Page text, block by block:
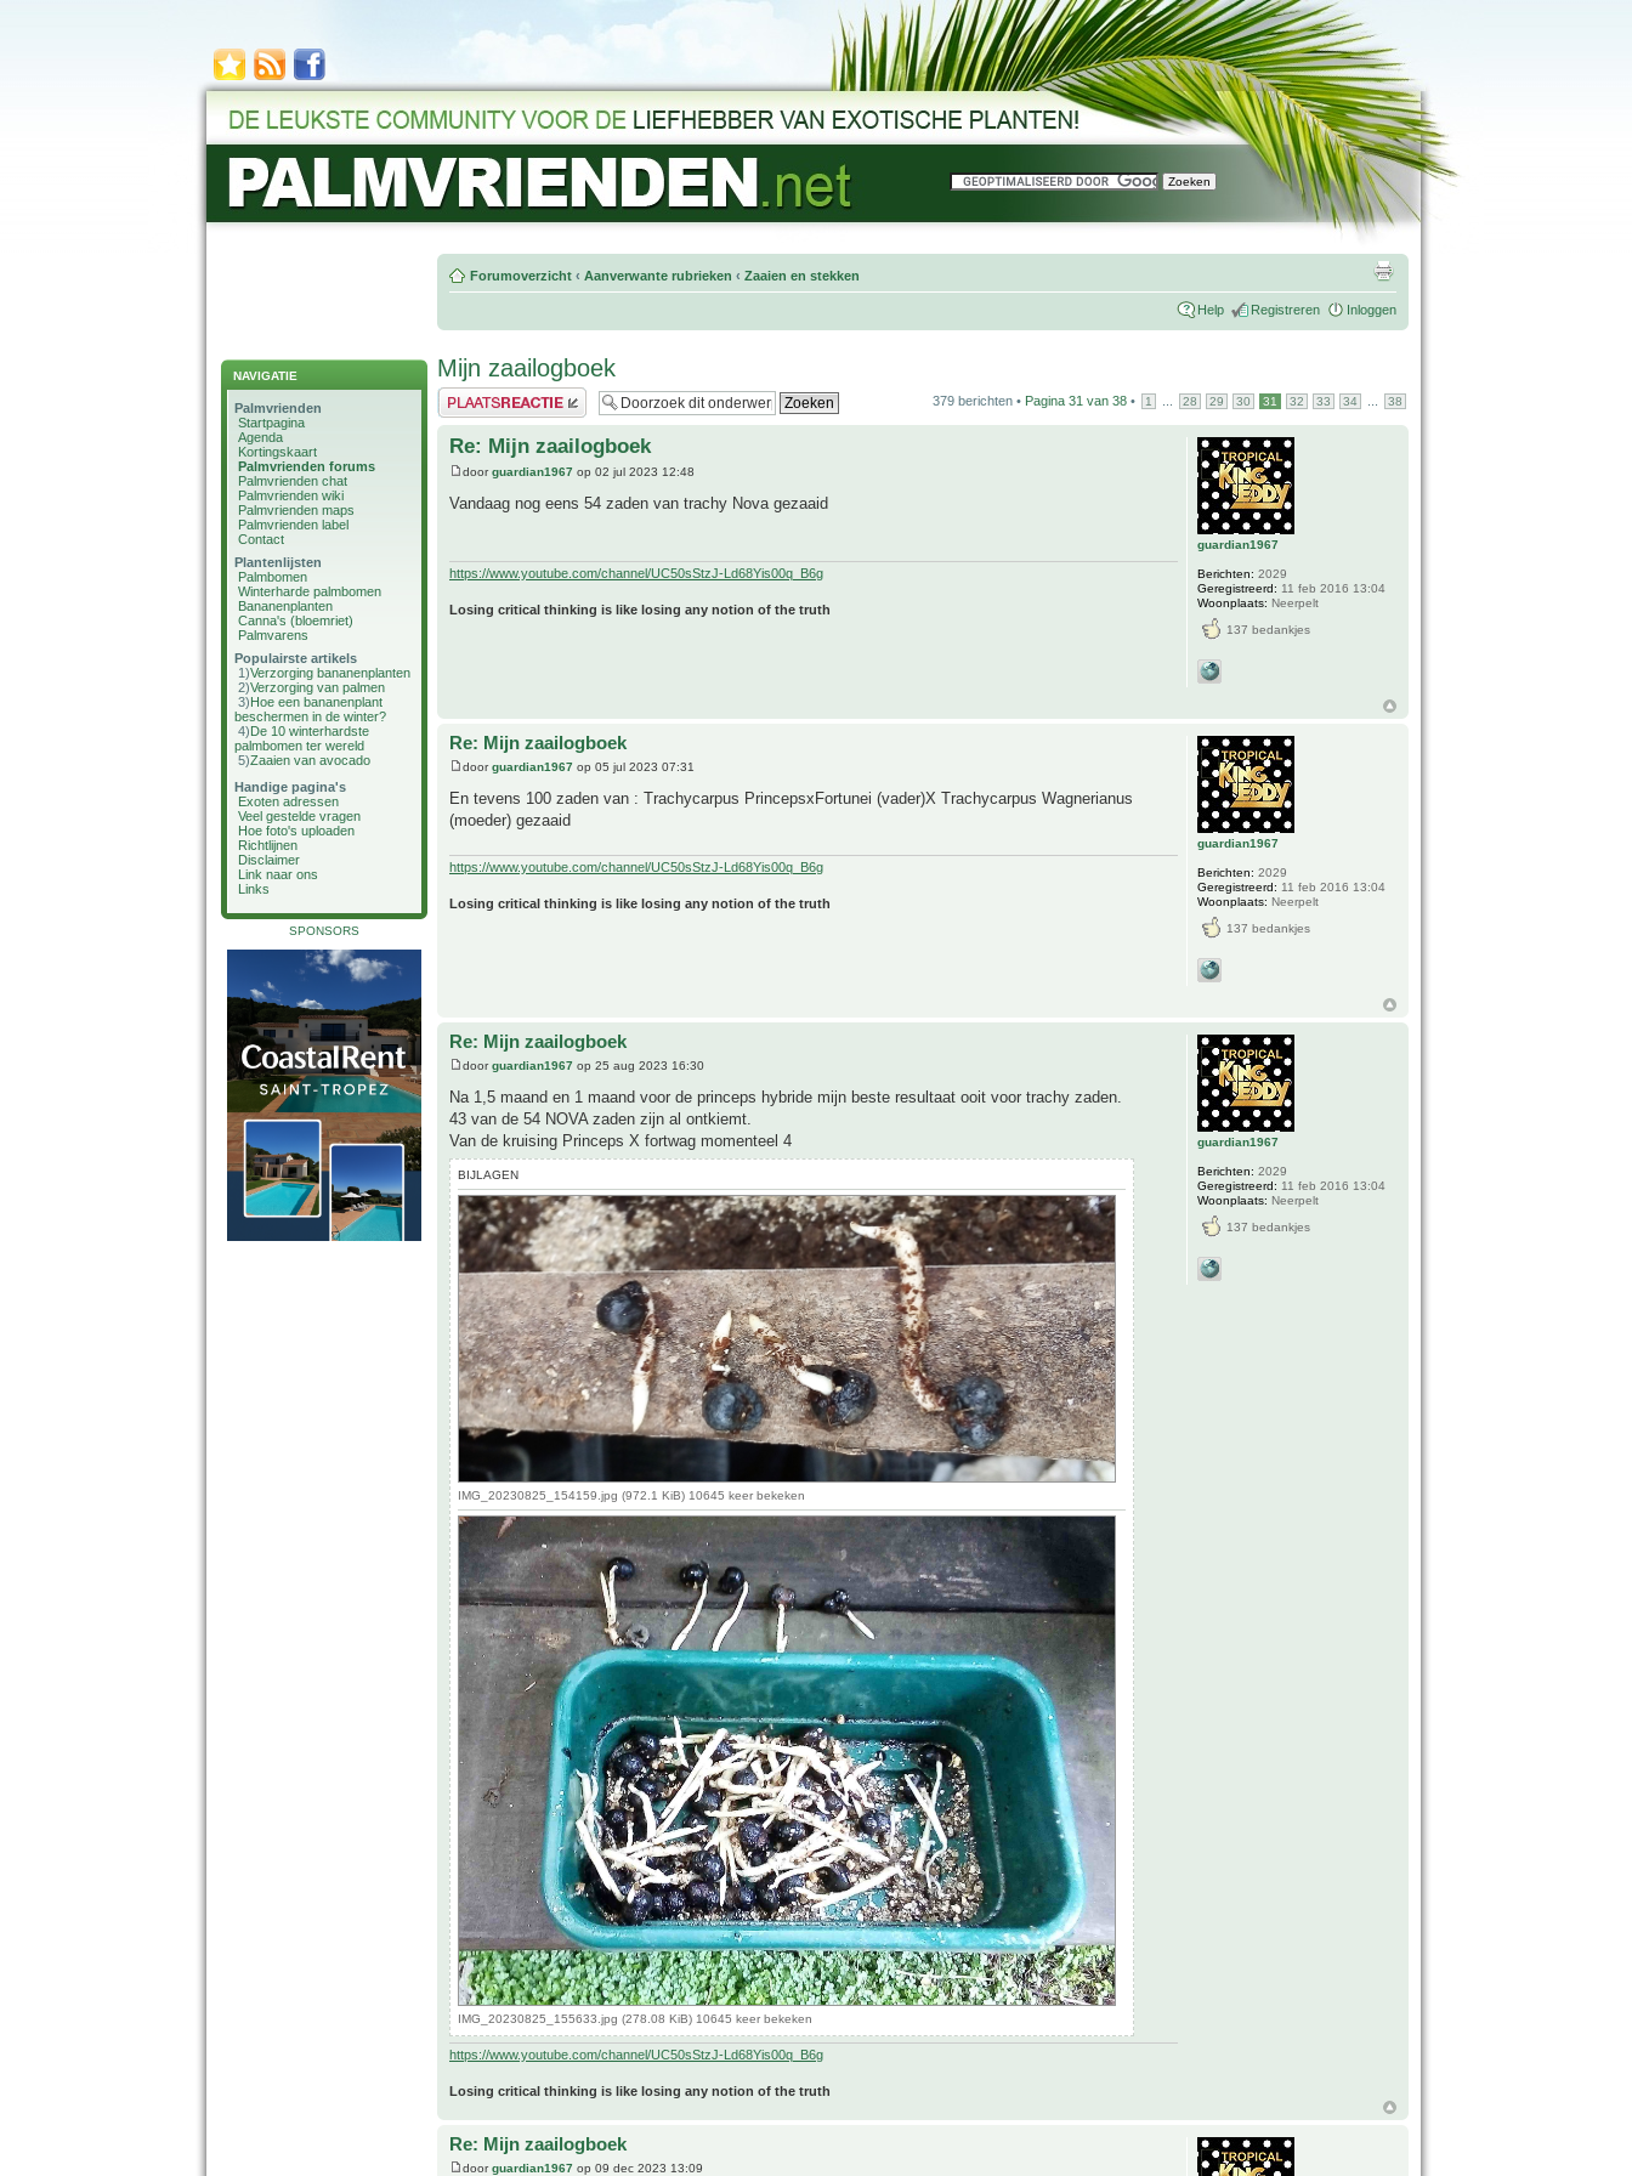
NAVIGATIE
Palmvrienden
Startpagina
Agenda
Kortingskaart
Palmvrienden forums
Palmvrienden chat
Palmvrienden wiki
Palmvrienden maps
Palmvrienden label
Contact
Plantenlijsten
Palmbomen
Winterharde palmbomen
Bananenplanten
Canna's (bloemriet)
Palmvarens
Populairste artikels
1)Verzorging bananenplanten
2)Verzorging van palmen
3)Hoe een bananenplant
beschermen in de winter?
4)De 10 winterhardste
palmbomen ter wereld
5)Zaaien van avocado
Handige pagina's
Exoten adressen
Veel gestelde vragen
Hoe foto's uploaden
Richtlijnen
Disclaimer
Link naar ons
Links
SPONSORS
Forumoverzicht ‹ Aanverwante rubrieken ‹ Zaaien en stekken
Help Registreren Inloggen
Mijn zaailogboek
Plaats een reactie 379 berichten • Pagina 31 van 38 • 1 28 29 30 31 32 33 34 38
Re: Mijn zaailogboek
doorguardian1967 op 02 jul 2023 12:48
Vandaag nog eens 54 zaden van trachy Nova gezaaid
https://www.youtube.com/channel/UC50sStzJ-Ld68Yis00q_B6g
Losing critical thinking is like losing any notion of the truth
guardian1967
Berichten: 2029
Geregistreerd: 11 feb 2016 13:04
Woonplaats: Neerpelt
137 bedankjes
Re: Mijn zaailogboek
doorguardian1967 op 05 jul 2023 07:31
En tevens 100 zaden van : Trachycarpus PrincepsxFortunei (vader)X Trachycarpus Wagnerianus
(moeder) gezaaid
https://www.youtube.com/channel/UC50sStzJ-Ld68Yis00q_B6g
Losing critical thinking is like losing any notion of the truth
guardian1967
Berichten: 2029
Geregistreerd: 11 feb 2016 13:04
Woonplaats: Neerpelt
137 bedankjes
Re: Mijn zaailogboek
doorguardian1967 op 25 aug 2023 16:30
Na 1,5 maand en 1 maand voor de princeps hybride mijn beste resultaat ooit voor trachy zaden.
43 van de 54 NOVA zaden zijn al ontkiemt.
Van de kruising Princeps X fortwag momenteel 4
BIJLAGEN
IMG_20230825_154159.jpg (972.1 KiB) 10645 keer bekeken
IMG_20230825_155633.jpg (278.08 KiB) 10645 keer bekeken
https://www.youtube.com/channel/UC50sStzJ-Ld68Yis00q_B6g
Losing critical thinking is like losing any notion of the truth
guardian1967
Berichten: 2029
Geregistreerd: 11 feb 2016 13:04
Woonplaats: Neerpelt
137 bedankjes
Re: Mijn zaailogboek
doorguardian1967 op 09 dec 2023 13:09